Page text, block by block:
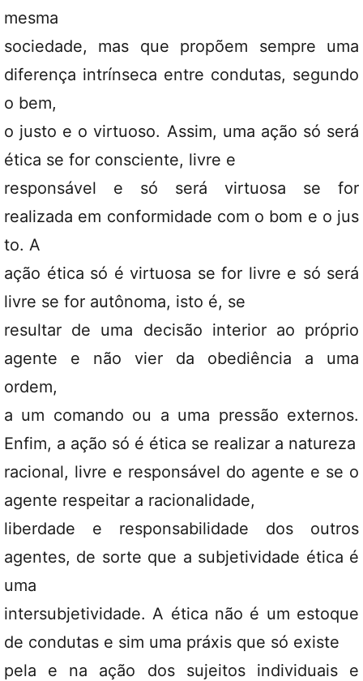
mesma
sociedade, mas que propõem sempre uma
diferença intrínseca entre condutas, segundo
o bem,
o justo e o virtuoso. Assim, uma ação só será
ética se for consciente, livre e
responsável e só será virtuosa se for
realizada em conformidade com o bom e o jus
to. A
ação ética só é virtuosa se for livre e só será
livre se for autônoma, isto é, se
resultar de uma decisão interior ao próprio
agente e não vier da obediência a uma
ordem,
a um comando ou a uma pressão externos.
Enfim, a ação só é ética se realizar a natureza
racional, livre e responsável do agente e se o
agente respeitar a racionalidade,
liberdade e responsabilidade dos outros
agentes, de sorte que a subjetividade ética é
uma
intersubjetividade. A ética não é um estoque
de condutas e sim uma práxis que só existe
pela e na ação dos sujeitos individuais e